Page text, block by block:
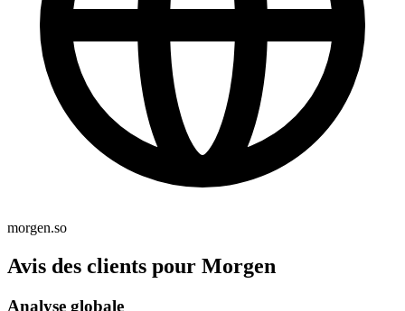
morgen.so
Avis des clients pour Morgen
Analyse globale